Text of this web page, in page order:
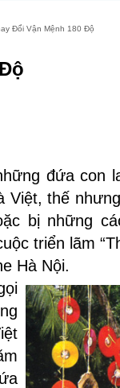
Đổi Vận Mệnh 180 Độ
đứa con
thế
bị những
triển lãm
Hà Nội.